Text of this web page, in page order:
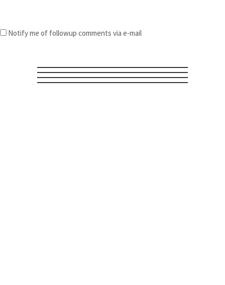
Notify me of followup comments via e-mail